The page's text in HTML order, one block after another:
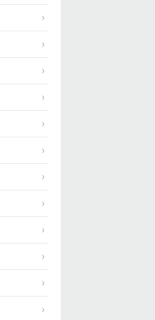
›
›
›
›
›
›
›
›
›
›
›
›